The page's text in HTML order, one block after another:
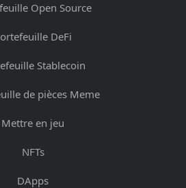
Open Source
DeFi
Stablecoin
de pièces Meme
Mettre en jeu
NFTs
DApps